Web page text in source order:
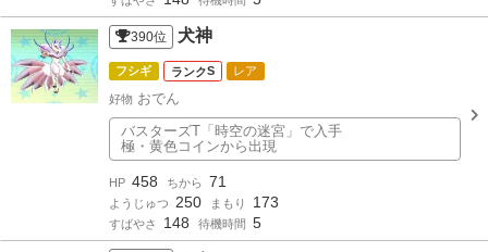
390位 犬神
フシギ S レア
好物 おでん
バスターズT「時空の迷宮」で入手
極・黄色コインから出現
HP 458 ちから 71
ようじゅつ 250 まもり 173
すばやさ 148 待機時間 5